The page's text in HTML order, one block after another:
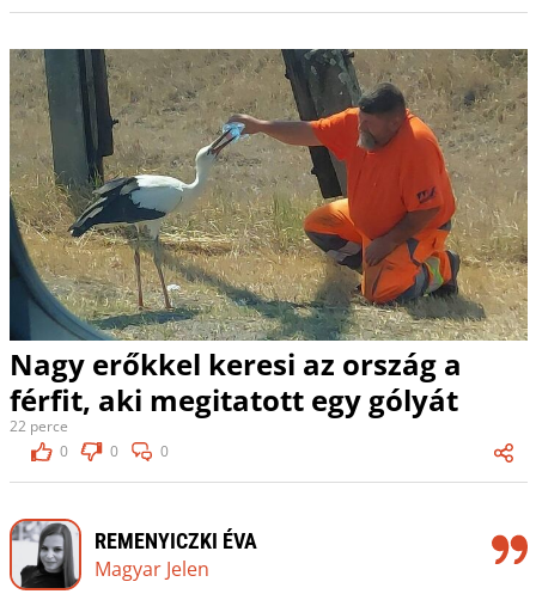
Nagy erőkkel keresi az ország a
férfit, aki megitatott egy gólyát
22 perce
0
0 0
REMENYICZKI ÉVA
Magyar Jelen